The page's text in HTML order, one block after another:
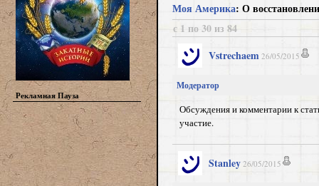
Рекламная Пауза
Моя Америка: О
с 1 по 30 из 84
Vstrechaem 26/05/2015
Модератор
Обсуждения и комментарии к
участие.
Stanley 26/05/2015